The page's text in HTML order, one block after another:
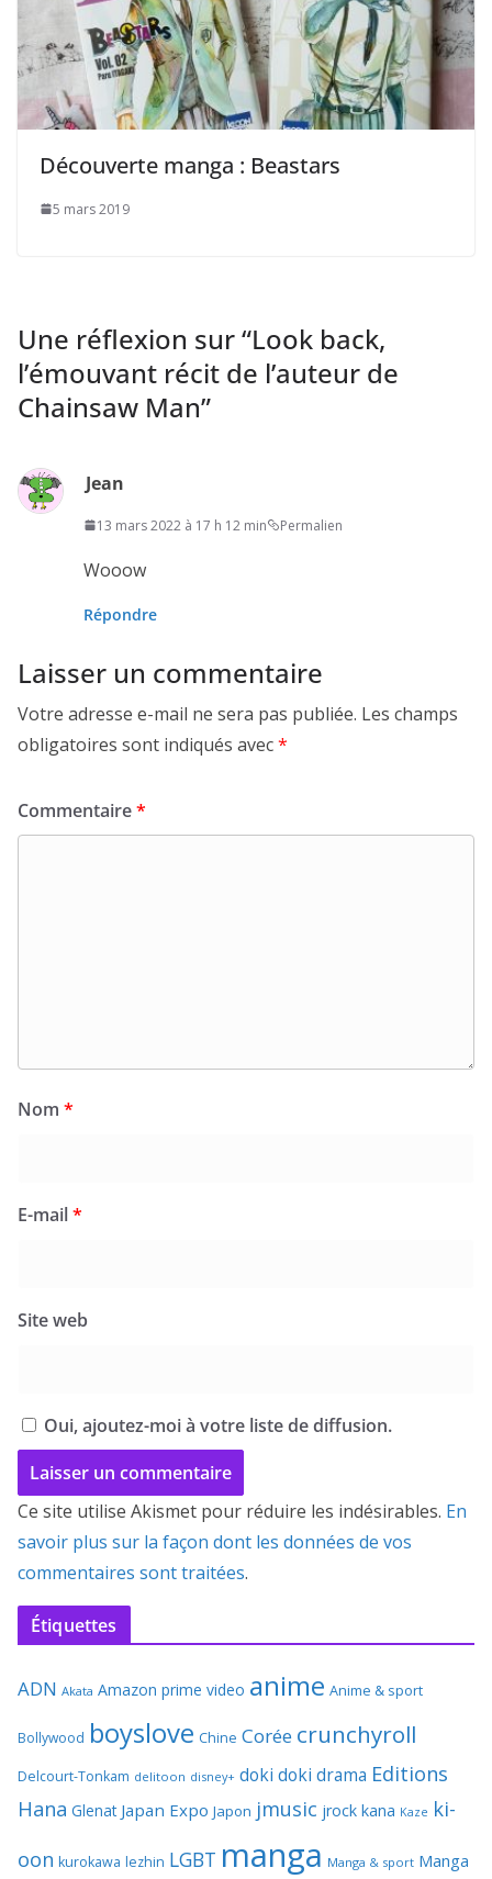
Découverte manga : Beastars
5 mars 2019
Une réflexion sur “Look back,
l’émouvant récit de l’auteur de
Chainsaw Man”
Jean
13 mars 2022 à 17 h 12 min Permalien
Wooow
Répondre
Laisser un commentaire
Votre adresse e-mail ne sera pas publiée. Les champs
obligatoires sont indiqués avec*
Commentaire*
Nom *
E-mail*
Site web
Oui, ajoutez-moi à votre liste de diffusion.
Ce site utilise Akismet pour réduire les indésirables. En
savoir plus sur la façon dont les données de vos
commentaires sont traitées.
Étiquettes
ADN Akata Amazon prime video anime Anime & sport
Bollywood boyslove Chine Corée crunchyroll
Delcourt-Tonkam delitoon disney+ doki doki drama Editions
Hana Glenat Japan Expo Japon jmusic jrock kana Kaze ki-
oon kurokawa lezhin LGBT manga Manga & sport Manga